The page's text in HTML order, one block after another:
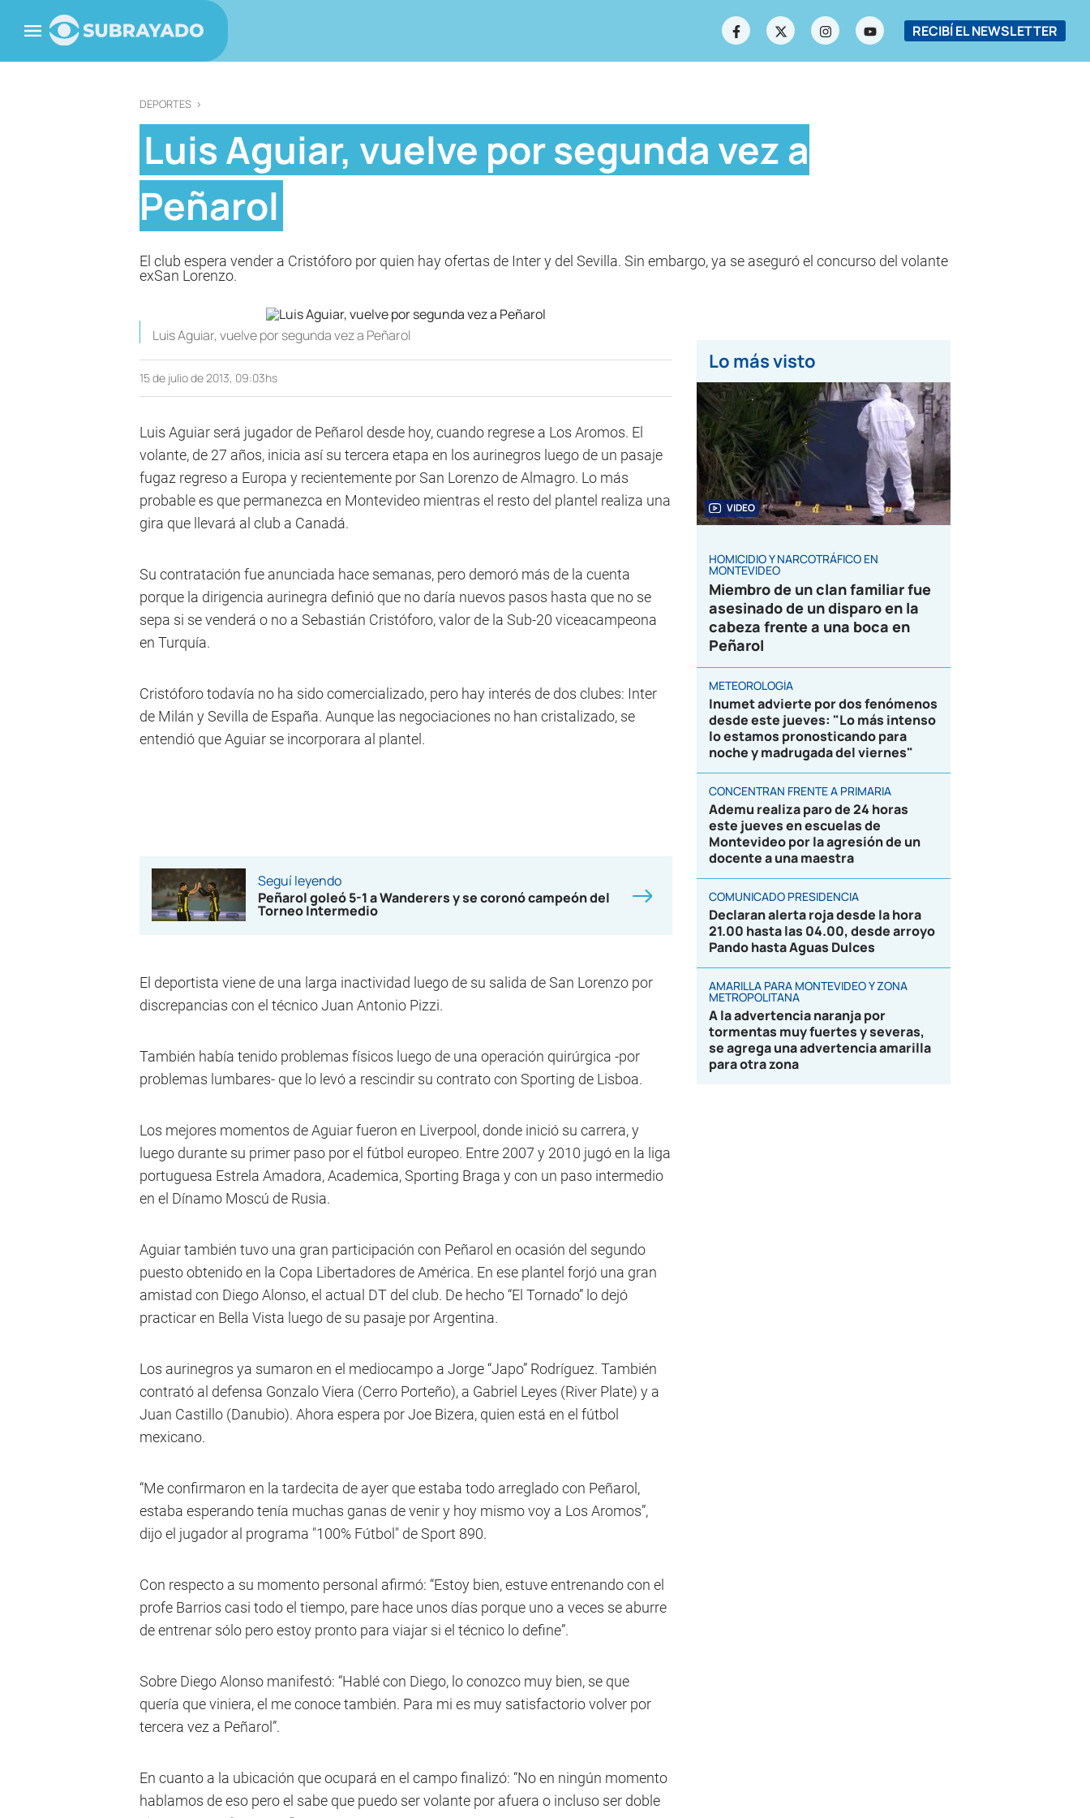
RECIBÍ EL NEWSLETTER
DEPORTES >
Luis Aguiar, vuelve por segunda vez a
Peñarol
El club espera vender a Cristóforo por quien hay ofertas de Inter y del Sevilla. Sin embargo, ya se aseguró el concurso del volante
exSan Lorenzo.
Luis Aguiar, vuelve por segunda vez a Peñarol
15 de julio de 2013, 09:03hs
Luis Aguiar será jugador de Peñarol desde hoy, cuando regrese a Los Aromos. El
volante, de 27 años, inicia así su tercera etapa en los aurinegros luego de un pasaje
fugaz regreso a Europa y recientemente por San Lorenzo de Almagro. Lo más
probable es que permanezca en Montevideo mientras el resto del plantel realiza una
gira que llevará al club a Canadá.
Su contratación fue anunciada hace semanas, pero demoró más de la cuenta
porque la dirigencia aurinegra definió que no daría nuevos pasos hasta que no se
sepa si se venderá o no a Sebastián Cristóforo, valor de la Sub-20 viceacampeona
en Turquía.
Cristóforo todavía no ha sido comercializado, pero hay interés de dos clubes: Inter
de Milán y Sevilla de España. Aunque las negociaciones no han cristalizado, se
entendió que Aguiar se incorporara al plantel.
Seguí leyendo
Peñarol goleó 5-1 a Wanderers y se coronó campeón del
Torneo Intermedio
El deportista viene de una larga inactividad luego de su salida de San Lorenzo por
discrepancias con el técnico Juan Antonio Pizzi.
También había tenido problemas físicos luego de una operación quirúrgica -por
problemas lumbares- que lo levó a rescindir su contrato con Sporting de Lisboa.
Los mejores momentos de Aguiar fueron en Liverpool, donde inició su carrera, y
luego durante su primer paso por el fútbol europeo. Entre 2007 y 2010 jugó en la liga
portuguesa Estrela Amadora, Academica, Sporting Braga y con un paso intermedio
en el Dínamo Moscú de Rusia.
Aguiar también tuvo una gran participación con Peñarol en ocasión del segundo
puesto obtenido en la Copa Libertadores de América. En ese plantel forjó una gran
amistad con Diego Alonso, el actual DT del club. De hecho “El Tornado” lo dejó
practicar en Bella Vista luego de su pasaje por Argentina.
Los aurinegros ya sumaron en el mediocampo a Jorge “Japo” Rodríguez. También
contrató al defensa Gonzalo Viera (Cerro Porteño), a Gabriel Leyes (River Plate) y a
Juan Castillo (Danubio). Ahora espera por Joe Bizera, quien está en el fútbol
mexicano.
“Me confirmaron en la tardecita de ayer que estaba todo arreglado con Peñarol,
estaba esperando tenía muchas ganas de venir y hoy mismo voy a Los Aromos”,
dijo el jugador al programa "100% Fútbol" de Sport 890.
Con respecto a su momento personal afirmó: “Estoy bien, estuve entrenando con el
profe Barrios casi todo el tiempo, pare hace unos días porque uno a veces se aburre
de entrenar sólo pero estoy pronto para viajar si el técnico lo define”.
Sobre Diego Alonso manifestó: “Hablé con Diego, lo conozco muy bien, se que
quería que viniera, el me conoce también. Para mi es muy satisfactorio volver por
tercera vez a Peñarol”.
En cuanto a la ubicación que ocupará en el campo finalizó: “No en ningún momento
hablamos de eso pero el sabe que puedo ser volante por afuera o incluso ser doble
Lo más visto
VIDEO
HOMICIDIO Y NARCOTRÁFICO EN
MONTEVIDEO
Miembro de un clan familiar fue
asesinado de un disparo en la
cabeza frente a una boca en
Peñarol
METEOROLOGÍA
Inumet advierte por dos fenómenos
desde este jueves: "Lo más intenso
lo estamos pronosticando para
noche y madrugada del viernes"
CONCENTRAN FRENTE A PRIMARIA
Ademu realiza paro de 24 horas
este jueves en escuelas de
Montevideo por la agresión de un
docente a una maestra
COMUNICADO PRESIDENCIA
Declaran alerta roja desde la hora
21.00 hasta las 04.00, desde arroyo
Pando hasta Aguas Dulces
AMARILLA PARA MONTEVIDEO Y ZONA
METROPOLITANA
A la advertencia naranja por
tormentas muy fuertes y severas,
se agrega una advertencia amarilla
para otra zona